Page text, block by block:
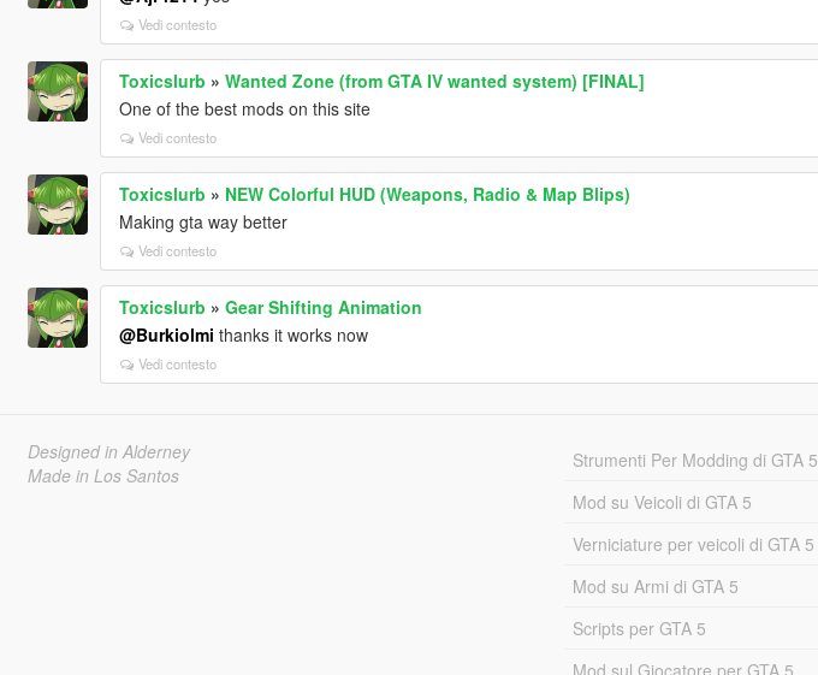
Vedi contesto
Toxicslurb » Wanted Zone (from GTA IV wanted system) [FINAL]
One of the best mods on this site
Vedi contesto
Toxicslurb » NEW Colorful HUD (Weapons, Radio & Map Blips)
Making gta way better
Vedi contesto
Toxicslurb » Gear Shifting Animation
@Burkiolmi thanks it works now
Vedi contesto
Designed in Alderney
Made in Los Santos
Strumenti Per Modding di GTA 5
Mod su Veicoli di GTA 5
Verniciature per veicoli di GTA 5
Mod su Armi di GTA 5
Scripts per GTA 5
Mod sul Giocatore per GTA 5